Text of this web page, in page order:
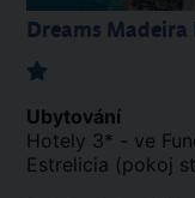
Dreams
Ubytování
Hotely 3* - ve
Estrelicia (pokoj